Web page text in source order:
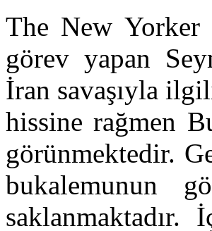
The New Yorker
görev yapan
İran savaşıyla
hissine rağmen
görünmektedir.
bukalemunun